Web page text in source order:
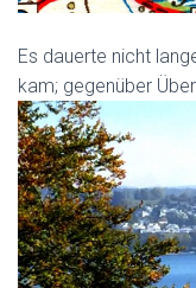
Es dauerte nicht
kam; gegenüber